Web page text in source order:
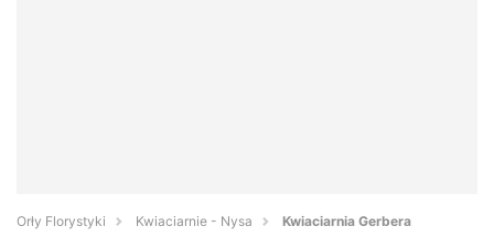
Orły Florystyki Kwiaciarnie - Nysa Kwiaciarnia Gerbera